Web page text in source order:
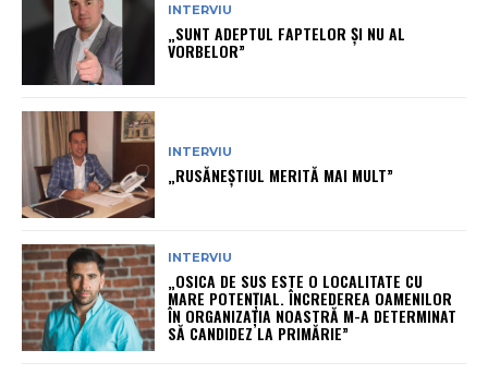
INTERVIU
„SUNT ADEPTUL FAPTELOR ȘI NU AL
VORBELOR”
INTERVIU
„RUSĂNEȘTIUL MERITĂ MAI MULT”
INTERVIU
„OSICA DE SUS ESTE O LOCALITATE CU
MARE POTENȚIAL. ÎNCREDEREA OAMENILOR
ÎN ORGANIZAȚIA NOASTRĂ M-A DETERMINAT
SĂ CANDIDEZ LA PRIMĂRIE”